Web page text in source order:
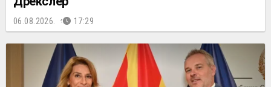
06.08.2026. 17:29